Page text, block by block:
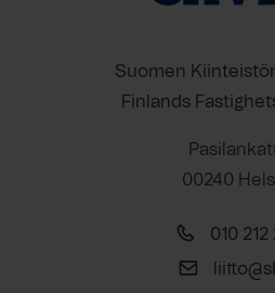
Suomen
Finlands
00240
010 212